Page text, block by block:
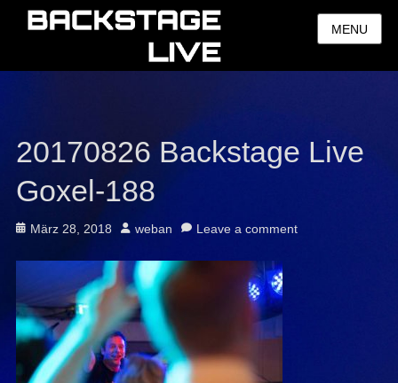
MENU
20170826 Backstage Live
Goxel-188
Posted
März 28, 2018 Author
weban Leave a comment